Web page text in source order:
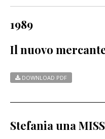
1989
Il nuovo
DOWNLOAD PDF
Stefania una